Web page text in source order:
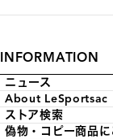
INFORMATION
ニュース
About LeSportsac
ストア検索
偽物・コピー商品